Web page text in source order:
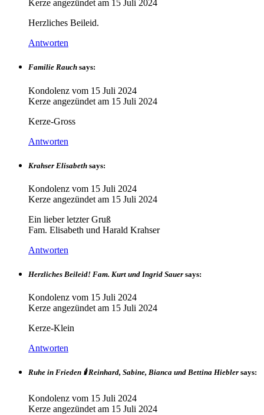
Kerze angezündet am 15 Juli 2024
Herzliches Beileid.
Antworten
Familie Rauch says:
Kondolenz vom 15 Juli 2024
Kerze angezündet am 15 Juli 2024
Kerze-Gross
Antworten
Krahser Elisabeth says:
Kondolenz vom 15 Juli 2024
Kerze angezündet am 15 Juli 2024
Ein lieber letzter Gruß
Fam. Elisabeth und Harald Krahser
Antworten
Herzliches Beileid! Fam. Kurt und Ingrid Sauer says:
Kondolenz vom 15 Juli 2024
Kerze angezündet am 15 Juli 2024
Kerze-Klein
Antworten
Ruhe in Frieden 🕯️ Reinhard, Sabine, Bianca und Bettina Hiebler says:
Kondolenz vom 15 Juli 2024
Kerze angezündet am 15 Juli 2024